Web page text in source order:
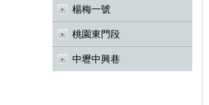
楊梅一號
桃園東門段
中壢中興巷